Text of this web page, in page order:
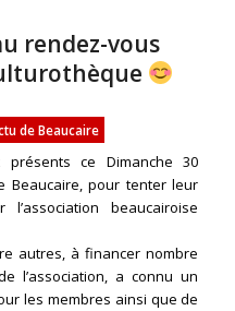
rendez-vous
de Beaucaire
ce Dimanche 30
Beaucaire, pour tenter leur
beaucairoise
autres, à financer nombre
l’association, a connu un
les membres ainsi que de